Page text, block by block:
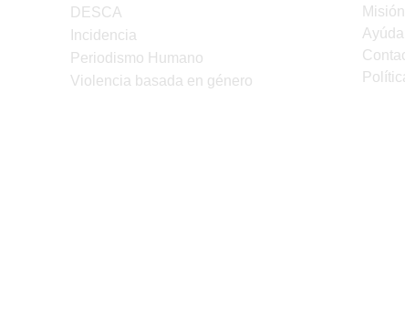
DESCA
Incidencia
Periodismo Humano
Violencia basada en género
Misión